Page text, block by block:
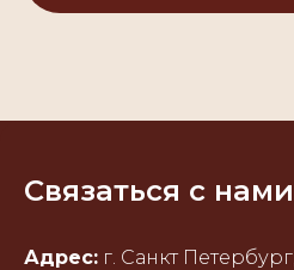
Связаться с нами
Адрес: г. Санкт Петербург,